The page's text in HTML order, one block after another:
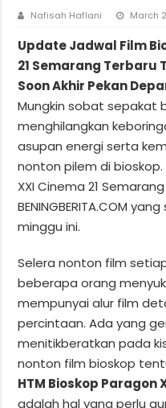
Nafisah Haflani March
Update Jadwal Film
21 Semarang Terbaru
Soon Akhir Pekan
Mungkin sobat sepakat
menghilangkan
asupan energi serta
nonton pilem di bioskop.
XXI Cinema 21
BENINGBERITA.COM
minggu ini.
Selera nonton film
beberapa orang
mempunyai alur film
percintaan. Ada yang
menitikberatkan pada
nonton film bioskop
HTM Bioskop Paragon
adalah hal yang perlu